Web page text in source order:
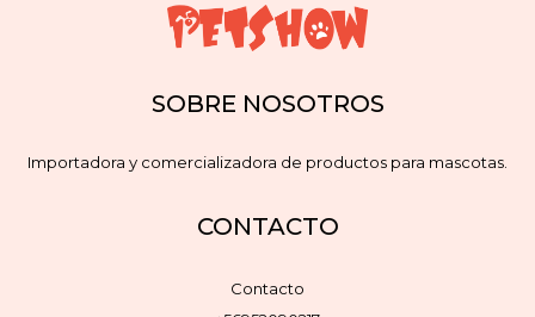
SOBRE NOSOTROS
Importadora y comercializadora de productos para mascotas.
CONTACTO
Contacto